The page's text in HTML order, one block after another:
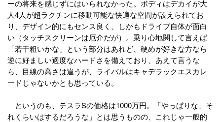
ーの将来を感じずにはいられなかった。ボディはデカイが大
人4人が超ラクチンに移動可能な快適な空間が設えられてお
り、デザイン的にもセンス良く、しかもドライブ自体が面白
い（タッチスクリーンは厄介だが）。乗り心地関して言えば
「若干粗いかな」という部分はあれど、硬めが好きな方なら
逆に好ましい適度なハードさを備えており、あえて言うな
ら、目線の高さは違うが、ライバルはキャデラックエスカレ
ードじゃないかとも思っている。
というのも、テスラSの価格は1000万円。「やっぱりな、そ
れくらいはするだろうな」とは思うものの、これじゃ一般的